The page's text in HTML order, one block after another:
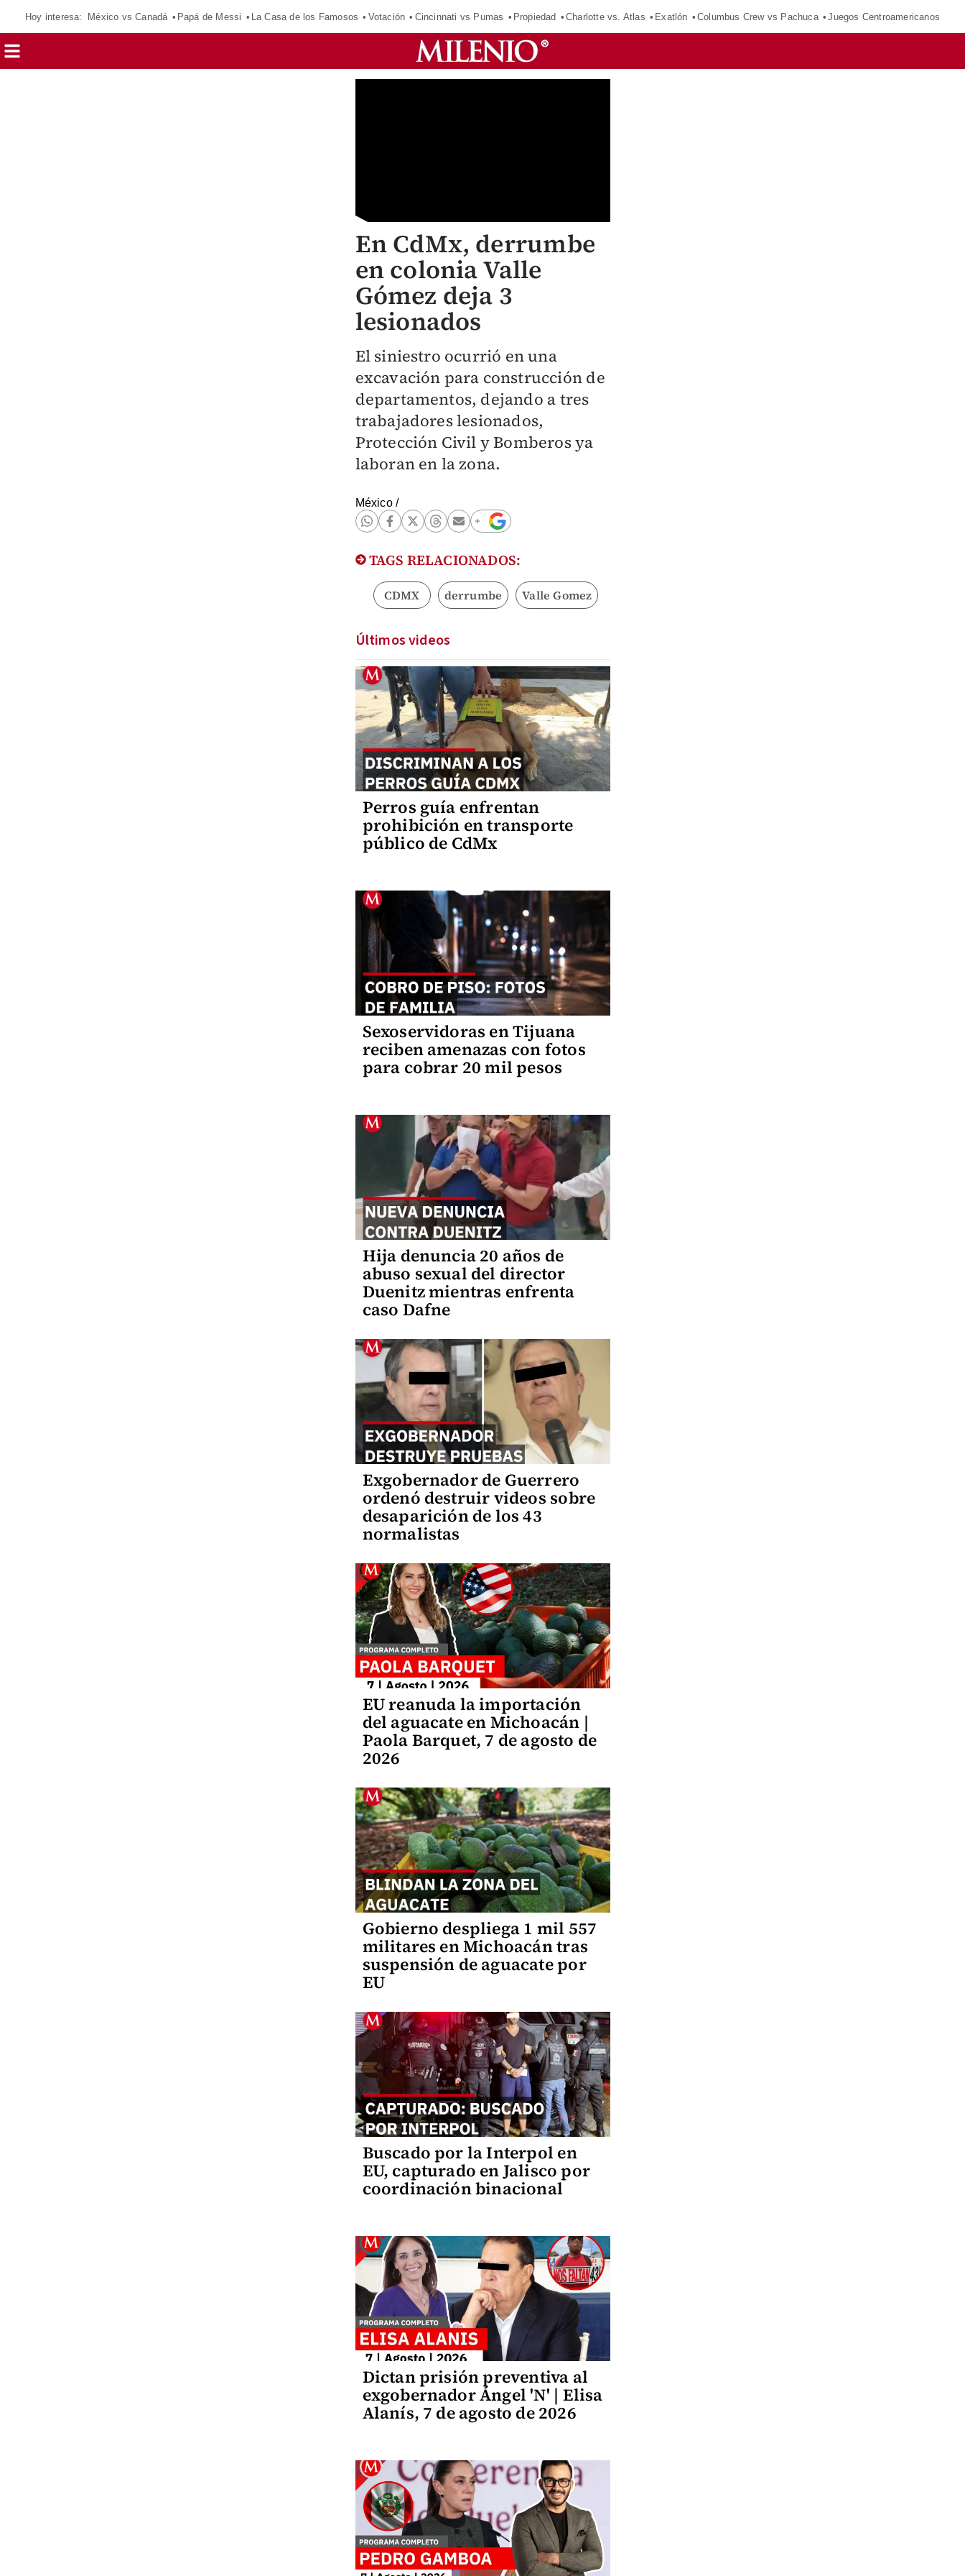
Hoy interesa: México vs Canadá Papá de Messi La Casa de los Famosos Votación Cincinnati vs Pumas Propiedad Charlotte vs. Atlas Exatlón Columbus Crew vs Pachuca Juegos Centroamericanos
En CdMx, derrumbe
en colonia Valle
Gómez deja 3
lesionados
El siniestro ocurrió en una
excavación para construcción de
departamentos, dejando a tres
trabajadores lesionados,
Protección Civil y Bomberos ya
laboran en la zona.
México/
TAGS RELACIONADOS:
CDMX derrumbe Valle Gomez
Últimos videos
Perros guía enfrentan
prohibición en transporte
público de CdMx
Sexoservidoras en Tijuana
reciben amenazas con fotos
para cobrar 20 mil pesos
Hija denuncia 20 años de
abuso sexual del director
Duenitz mientras enfrenta
caso Dafne
Exgobernador de Guerrero
ordenó destruir videos sobre
desaparición de los 43
normalistas
EU reanuda la importación
del aguacate en Michoacán |
Paola Barquet, 7 de agosto de
2026
Gobierno despliega 1 mil 557
militares en Michoacán tras
suspensión de aguacate por
EU
Buscado por la Interpol en
EU, capturado en Jalisco por
coordinación binacional
Dictan prisión preventiva al
exgobernador Ángel 'N' | Elisa
Alanís, 7 de agosto de 2026